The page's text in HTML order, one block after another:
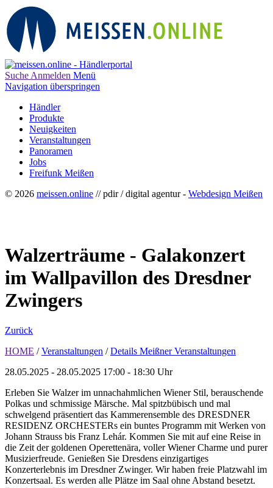
Suche Anmelden Menü
Navigation überspringen
Händler
Produkte
Neuigkeiten
Veranstaltungen
Panoramen
Jobs
Freifunk Meißen
© 2026 meissen.online // pdir / digital agentur - Webdesign Meißen
Walzerträume - Galakonzert
im Wallpavillon des Dresdner
Zwingers
Zurück
HOME / Veranstaltungen / Details Meißner Veranstaltungen
28.05.2025 - 28.05.2025 17:00 - 18:30 Uhr
Erleben Sie Walzer im unnachahmlichen Wiener Stil, berauschende
Polkas und schmissige Märsche. Mal spitzbübisch und mal
schwelgend präsentiert das Kammerensemble des DRESDNER
RESIDENZ ORCHESTERs ein buntes Programm mit Werken von
Johann Strauss bis Franz Lehár. Kommen Sie mit auf eine Reise in
die Zeit der goldenen Operettenära, voller Wiener Charme und purer
Musizierfreude. Genießen Sie Dresdens einzigartiges
Konzerterlebnis im Dresdner Zwinger. Wir haben freie Platzwahl im
Konzertsaal. Es werden alle Plätze im Saal ohne Abstand besetzt.